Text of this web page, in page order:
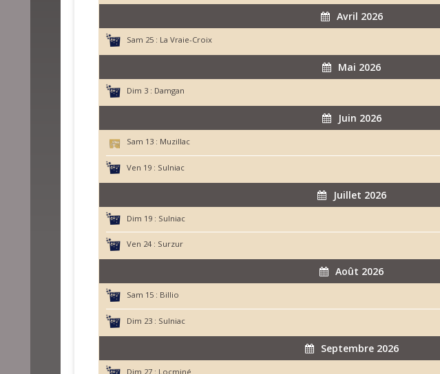
Avril 2026
Sam 25 : La Vraie-Croix
Mai 2026
Dim 3 : Damgan
Juin 2026
Sam 13 : Muzillac
Ven 19 : Sulniac
Juillet 2026
Dim 19 : Sulniac
Ven 24 : Surzur
Août 2026
Sam 15 : Billio
Dim 23 : Sulniac
Septembre 2026
Dim 27 : Locminé